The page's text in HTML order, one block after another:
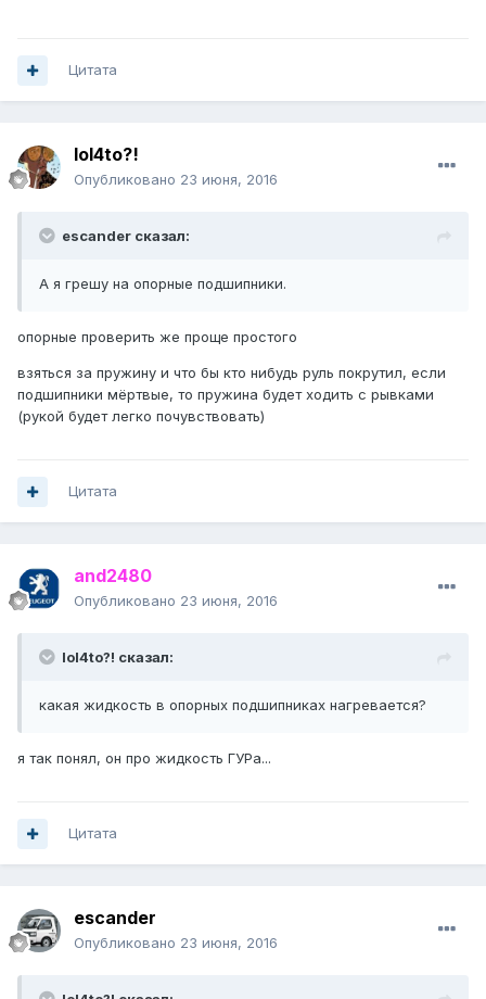
Цитата
lol4to?!
Опубликовано 23 июня, 2016
escander сказал:
А я грешу на опорные подшипники.
опорные проверить же проще простого
взяться за пружину и что бы кто нибудь руль покрутил, если
подшипники мёртвые, то пружина будет ходить с рывками
(рукой будет легко почувствовать)
Цитата
and2480
Опубликовано 23 июня, 2016
lol4to?! сказал:
какая жидкость в опорных подшипниках нагревается?
я так понял, он про жидкость ГУРа...
Цитата
escander
Опубликовано 23 июня, 2016